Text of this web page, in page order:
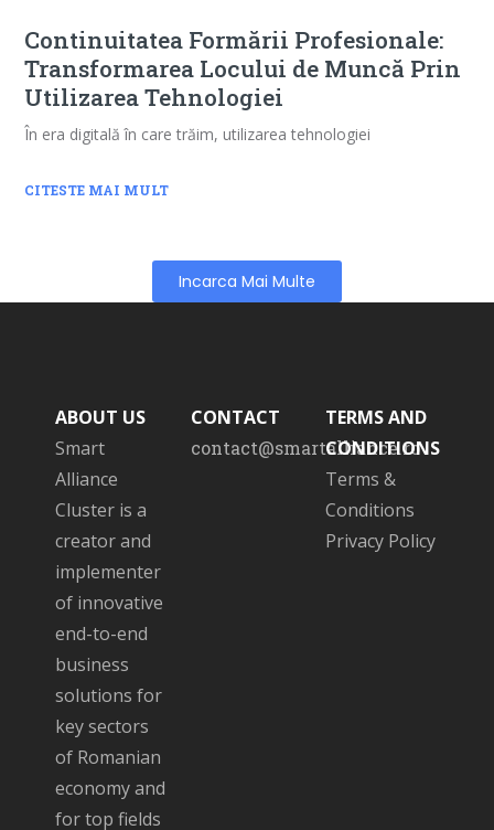
Continuitatea Formării Profesionale:
Transformarea Locului de Muncă Prin
Utilizarea Tehnologiei
În era digitală în care trăim, utilizarea tehnologiei
CITESTE MAI MULT
Incarca Mai Multe
ABOUT US
Smart
Alliance
Cluster is a
creator and
implementer
of innovative
end-to-end
business
solutions for
key sectors
of Romanian
economy and
for top fields
CONTACT
contact@smartalliance.ro
TERMS AND
CONDITIONS
Terms &
Conditions
Privacy Policy